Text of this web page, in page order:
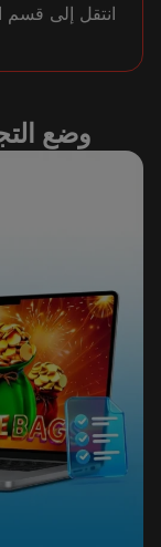
انتقل إلى قسم
وضع